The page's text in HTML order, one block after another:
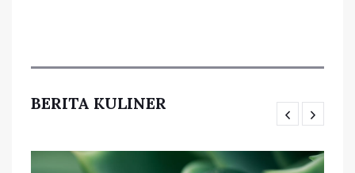
BERITA KULINER